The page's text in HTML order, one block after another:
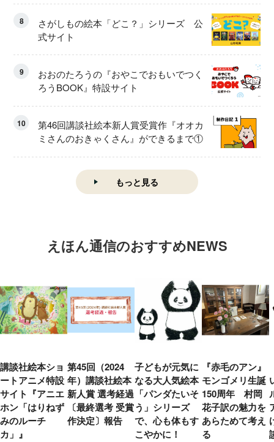
8
さがしもの絵本「どこ？」シリーズ 公
式サイト
9
おおのたろうの『おやこでおもいでつく
ろうBOOK』特設サイト
10
第46回講談社絵本新人賞受賞作『オオカ
ミさんのおきゃくさん』ができるまで①
もっと見る
えほん通信のおすすめNEWS
講談社絵本ショ
ートアニメ特設
サイト『アニエ
ホン「はりねず
みのルーチ
カ」』
第45回（2024
年）講談社絵本
新人賞 選考経過
〔最終選考 受賞
作決定〕報告
子どもが元気に
なる大人気絵本
「パンダたいそ
う」シリーズ
で、心も体もす
こやかに！
『赤毛のアン』
モンゴメリ生誕
150周年 村岡
花子訳の魅力を
あらためて考え
る